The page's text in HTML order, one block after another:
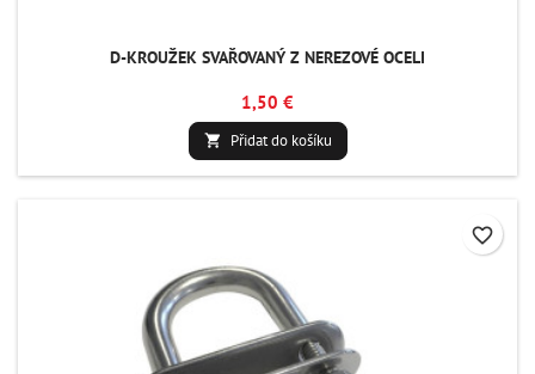
D-KROUŽEK SVAŘOVANÝ Z NEREZOVÉ OCELI
1,50 €
 Přidat do košíku
favorite_border